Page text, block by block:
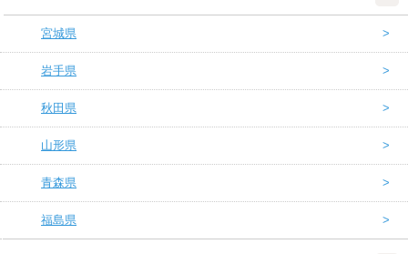
宮城県
岩手県
秋田県
山形県
青森県
福島県